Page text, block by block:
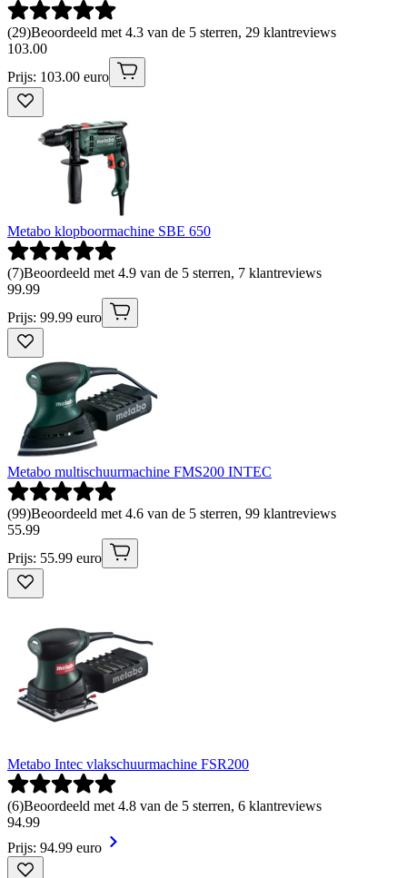
(29)Beoordeeld met 4.3 van de 5 sterren, 29 klantreviews
103.00
Prijs: 103.00 euro
Metabo klopboormachine SBE 650
(7)Beoordeeld met 4.9 van de 5 sterren, 7 klantreviews
99.99
Prijs: 99.99 euro
Metabo multischuurmachine FMS200 INTEC
(99)Beoordeeld met 4.6 van de 5 sterren, 99 klantreviews
55.99
Prijs: 55.99 euro
Metabo Intec vlakschuurmachine FSR200
(6)Beoordeeld met 4.8 van de 5 sterren, 6 klantreviews
94.99
Prijs: 94.99 euro